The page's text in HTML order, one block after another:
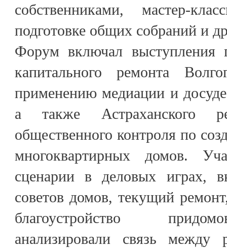
собственниками,
подготовке общих собраний и
Форум включал выступления
капитального ремонта
применению медиации и
а также Астраханского
общественного контроля по
многоквартирных домов.
сценарии в деловых играх,
советов домов, текущий
благоустройство
анализировали связь между